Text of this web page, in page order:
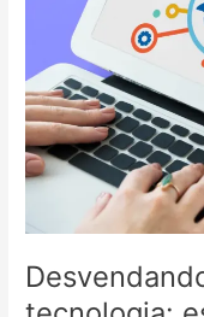
tecnologia:
estratégias
essenciais
para
a
criação
de
de
sucesso